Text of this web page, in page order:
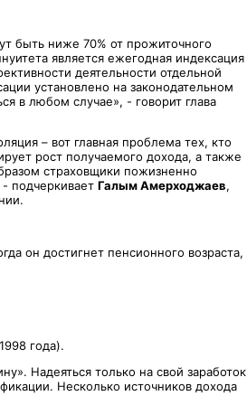
быть ниже 70% от прожиточного
является ежегодная индексация
деятельности отдельной
установлено на законодательном
в любом случае», - говорит глава
– вот главная проблема тех, кто
рост получаемого дохода, а также
страховщики пожизненно
подчеркивает Галым Амерходжаев,
он достигнет пенсионного возраста,
года).
Надеяться только на свой заработок
Несколько источников дохода